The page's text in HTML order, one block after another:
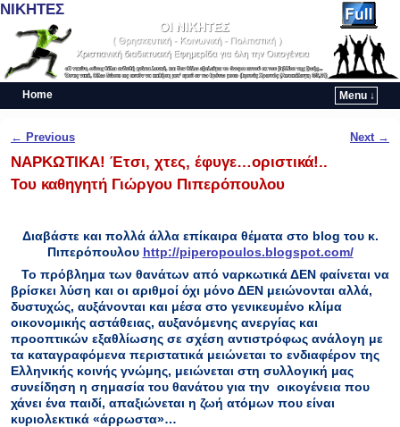
ΝΙΚΗΤΕΣ
Home
Menu ↓
Post navigation
← Previous Next →
ΝΑΡΚΩΤΙΚΑ! Έτσι, χτες, έφυγε…οριστικά!..
Του καθηγητή Γιώργου Πιπερόπουλου
Διαβάστε και πολλά άλλα επίκαιρα θέματα στο blog του κ.
Πιπερόπουλου http://piperopoulos.blogspot.com/
Το πρόβλημα των θανάτων από ναρκωτικά ΔΕΝ φαίνεται να
βρίσκει λύση και οι αριθμοί όχι μόνο ΔΕΝ μειώνονται αλλά,
δυστυχώς, αυξάνονται και μέσα στο γενικευμένο κλίμα
οικονομικής αστάθειας, αυξανόμενης ανεργίας και
προοπτικών εξαθλίωσης σε σχέση αντιστρόφως ανάλογη με
τα καταγραφόμενα περιστατικά μειώνεται το ενδιαφέρον της
Ελληνικής κοινής γνώμης, μειώνεται στη συλλογική μας
συνείδηση η σημασία του θανάτου για την οικογένεια που
χάνει ένα παιδί, απαξιώνεται η ζωή ατόμων που είναι
κυριολεκτικά «άρρωστα»…